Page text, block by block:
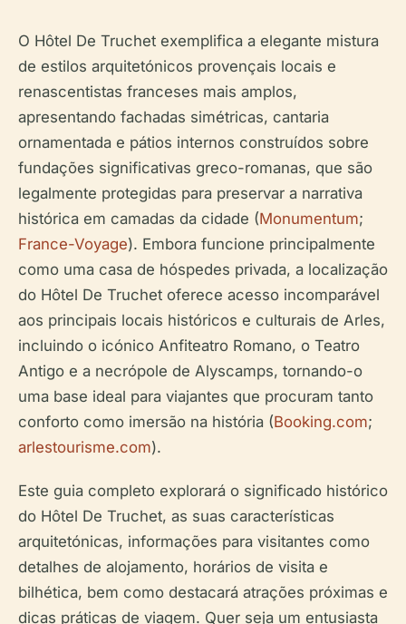
O Hôtel De Truchet exemplifica a elegante mistura
de estilos arquitetónicos provençais locais e
renascentistas franceses mais amplos,
apresentando fachadas simétricas, cantaria
ornamentada e pátios internos construídos sobre
fundações significativas greco-romanas, que são
legalmente protegidas para preservar a narrativa
histórica em camadas da cidade (Monumentum;
France-Voyage). Embora funcione principalmente
como uma casa de hóspedes privada, a localização
do Hôtel De Truchet oferece acesso incomparável
aos principais locais históricos e culturais de Arles,
incluindo o icónico Anfiteatro Romano, o Teatro
Antigo e a necrópole de Alyscamps, tornando-o
uma base ideal para viajantes que procuram tanto
conforto como imersão na história (Booking.com;
arlestourisme.com).
Este guia completo explorará o significado histórico
do Hôtel De Truchet, as suas características
arquitetónicas, informações para visitantes como
detalhes de alojamento, horários de visita e
bilhética, bem como destacará atrações próximas e
dicas práticas de viagem. Quer seja um entusiasta